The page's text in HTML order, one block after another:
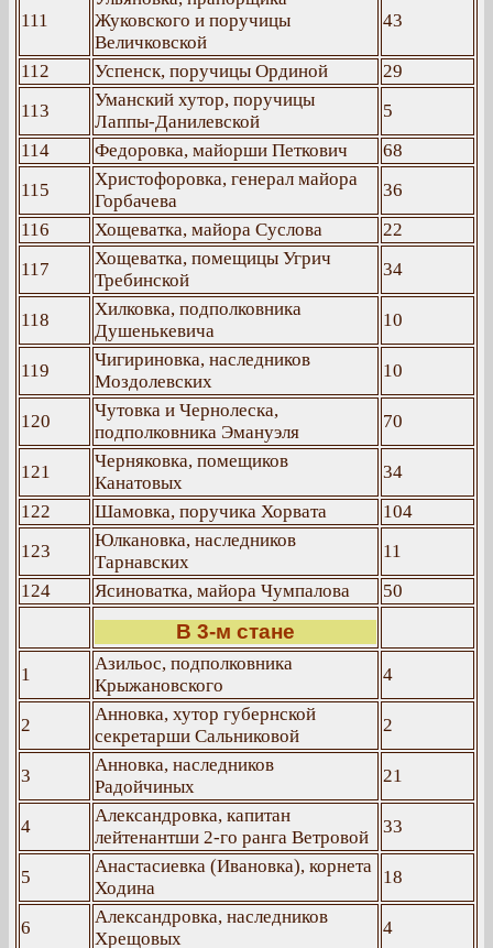
111
Жуковского и поручицы
Величковской
43
112 Успенск, поручицы Ординой
29
113
Уманский хутор, поручицы
Лаппы-Данилевской
5
114
Федоровка, майорши Петкович
68
115
Христофоровка, генерал майора
Горбачева
36
116
Хощеватка, майора Суслова
22
117
Хощеватка, помещицы Угрич
Требинской
34
118
Хилковка, подполковника
Душенькевича
10
119
Чигириновка, наследников
Моздолевских
10
120
Чутовка и Чернолеска,
подполковника Эмануэля
70
121
Черняковка, помещиков
Канатовых
34
122
Шамовка, поручика Хорвата
104
123
Юлкановка, наследников
Тарнавских
11
124
Ясиноватка, майора Чумпалова 50
В 3-м стане
1
Азильос, подполковника
Крыжановского
4
2
Анновка, хутор губернской
секретарши Сальниковой
2
3
Анновка, наследников
Радойчиных
21
4
Александровка, капитан
лейтенантши 2-го ранга Ветровой
33
5
Анастасиевка (Ивановка), корнета
Ходина
18
6
Александровка, наследников
Хрещовых
4